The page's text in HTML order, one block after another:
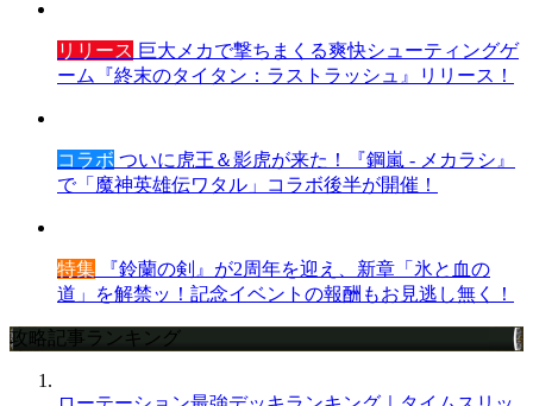
リリース 巨大メカで撃ちまくる爽快シューティングゲ
ーム『終末のタイタン：ラストラッシュ』リリース！
コラボ ついに虎王＆影虎が来た！『鋼嵐 - メカラシ』
で「魔神英雄伝ワタル」コラボ後半が開催！
特集 『鈴蘭の剣』が2周年を迎え、新章「氷と血の
道」を解禁ッ！記念イベントの報酬もお見逃し無く！
攻略記事ランキング